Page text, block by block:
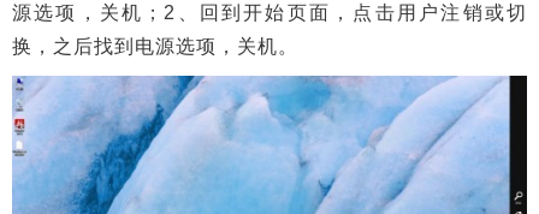
源选项，关机；2、回到开始页面，点击用户注销或切
换，之后找到电源选项，关机。